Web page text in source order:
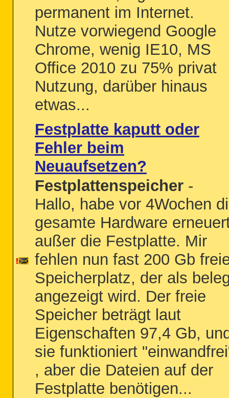
permanent im Internet.
Nutze vorwiegend Google
Chrome, wenig IE10, MS
Office 2010 zu 75% privat
Nutzung, darüber hinaus
etwas...
Festplatte kaputt oder
Fehler beim
Neuaufsetzen?
Festplattenspeicher -
Hallo, habe vor 4Wochen
gesamte Hardware
außer die Festplatte. Mir
fehlen nun fast 200 Gb
Speicherplatz, der als
angezeigt wird. Der freie
Speicher beträgt laut
Eigenschaften 97,4 Gb,
sie funktioniert
, aber die Dateien auf der
Festplatte benötigen...